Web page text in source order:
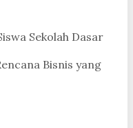
Sekolah Dasar
Bisnis yang